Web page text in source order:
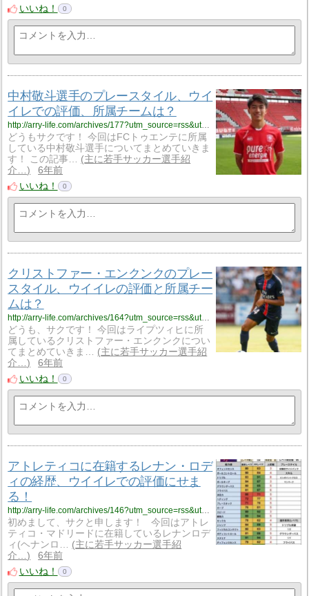
いいね！ 0
中村敬斗選手のプレースタイル、ウイ
イレでの評価、所属チームは？
http://arry-life.com/archives/177?utm_source=rss&utm_medium=rss&utm_campaign=post-177
どうもサクです！ 今回はFCトゥエンテに所属
している中村敬斗選手についてまとめていきま
す！ この記事…
主に若手サッカー選手紹
介…
6年前
いいね！
0
クリストファー・エンクンクのプレー
スタイル、ウイイレの評価と所属チー
ムは？
http://arry-life.com/archives/164?utm_source=rss&utm_medium=rss&utm_campaign=post-164
どうも、サクです！ 今回はライプツィヒに所
属しているクリストファー・エンクンクについ
てまとめていきま…
主に若手サッカー選手紹
介…
6年前
いいね！
0
アトレティコに在籍するレナン・ロデ
ィの経歴、ウイイレでの評価にせま
る！
http://arry-life.com/archives/146?utm_source=rss&utm_medium=rss&utm_campaign=post-146
初めまして、サクと申します！ 今回はアトレ
ティコ・マドリードに在籍しているレナンロデ
ィ(ヘナンロ…
主に若手サッカー選手紹
介…
6年前
いいね！
0